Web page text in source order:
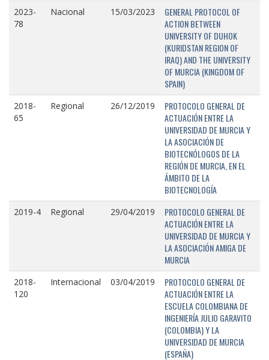
2023-
78
Nacional 15/03/2023
GENERAL PROTOCOL OF
ACTION BETWEEN
UNIVERSITY OF DUHOK
(KURIDSTAN REGION OF
IRAQ) AND THE UNIVERSITY
OF MURCIA (KINGDOM OF
SPAIN)
2018-
65
Regional 26/12/2019
PROTOCOLO GENERAL DE
ACTUACIÓN ENTRE LA
UNIVERSIDAD DE MURCIA Y
LA ASOCIACIÓN DE
BIOTECNÓLOGOS DE LA
REGIÓN DE MURCIA, EN EL
ÁMBITO DE LA
BIOTECNOLOGÍA
2019-4 Regional 29/04/2019
PROTOCOLO GENERAL DE
ACTUACIÓN ENTRE LA
UNIVERSIDAD DE MURCIA Y
LA ASOCIACIÓN AMIGA DE
MURCIA
2018-
120
Internacional 03/04/2019
PROTOCOLO GENERAL DE
ACTUACIÓN ENTRE LA
ESCUELA COLOMBIANA DE
INGENIERÍA JULIO GARAVITO
(COLOMBIA) Y LA
UNIVERSIDAD DE MURCIA
(ESPAÑA)